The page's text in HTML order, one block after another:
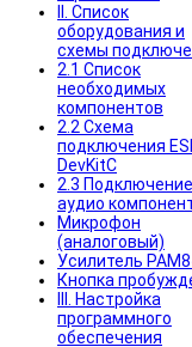
II. Список
оборудования и
схемы
2.1 Список
необходимых
компонентов
2.2 Схема
подключения
DevKitC
2.3 Подключение
аудио
Микрофон
(аналоговый)
Усилитель
Кнопка
III. Настройка
программного
обеспечения